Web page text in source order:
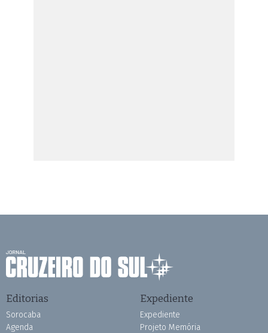
Editorias
Sorocaba
Agenda
Expediente
Expediente
Projeto Memória